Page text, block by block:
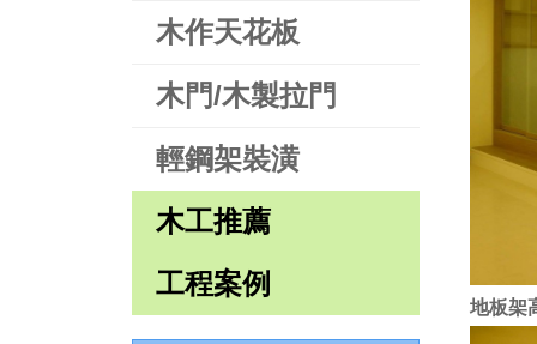
木作天花板
木門/木製拉門
輕鋼架裝潢
木工推薦
工程案例
地板架